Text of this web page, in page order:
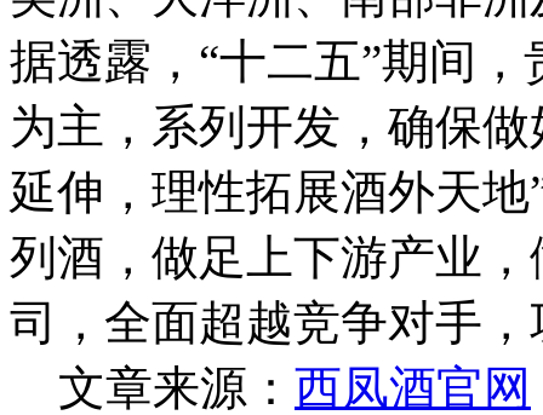
据透露，“十二五”期间
为主，系列开发，确保
延伸，理性拓展酒外天
列酒，做足上下游产业
司，全面超越竞争对手
文章来源： 西凤酒官网